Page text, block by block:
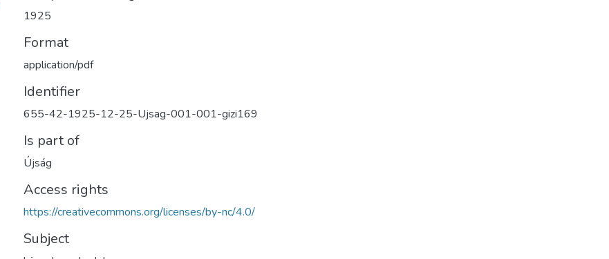
1925
Format
application/pdf
Identifier
655-42-1925-12-25-Ujsag-001-001-gizi169
Is part of
Újság
Access rights
https://creativecommons.org/licenses/by-nc/4.0/
Subject